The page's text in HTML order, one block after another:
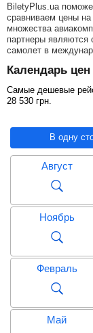
BiletyPlus.ua
сравниваем цены
множества
партнеры являются
самолет в
Календарь цен
Самые дешевые
28 530 грн
В одну
Август
Ноябрь
Февраль
Май